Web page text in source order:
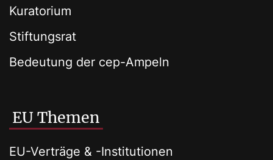
Kuratorium
Stiftungsrat
Bedeutung der cep-Ampeln
EU Themen
EU-Verträge & -Institutionen